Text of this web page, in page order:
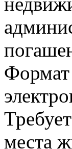
Формат
места